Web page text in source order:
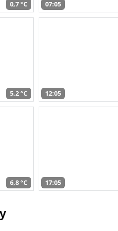
0,7 °C 07:05
5,2 °C 12:05
6,8 °C 17:05